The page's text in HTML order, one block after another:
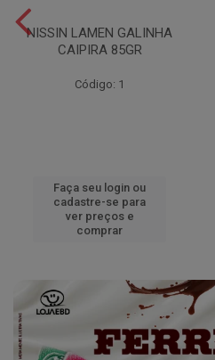
NISSIN LAMEN GALINHA
CAIPIRA 85GR
Código: 1
Faça seu login ou
cadastre-se para
ver preços e
comprar